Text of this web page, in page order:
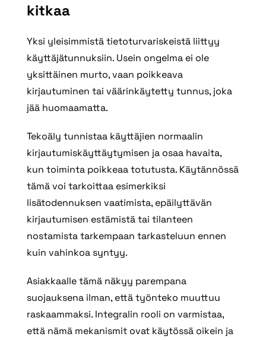
kitkaa
Yksi yleisimmistä tietoturvariskeistä liittyy
käyttäjätunnuksiin. Usein ongelma ei ole
yksittäinen murto, vaan poikkeava
kirjautuminen tai väärinkäytetty tunnus, joka
jää huomaamatta.
Tekoäly tunnistaa käyttäjien normaalin
kirjautumiskäyttäytymisen ja osaa havaita,
kun toiminta poikkeaa totutusta. Käytännössä
tämä voi tarkoittaa esimerkiksi
lisätodennuksen vaatimista, epäilyttävän
kirjautumisen estämistä tai tilanteen
nostamista tarkempaan tarkasteluun ennen
kuin vahinkoa syntyy.
Asiakkaalle tämä näkyy parempana
suojauksena ilman, että työnteko muuttuu
raskaammaksi. Integralin rooli on varmistaa,
että nämä mekanismit ovat käytössä oikein ja